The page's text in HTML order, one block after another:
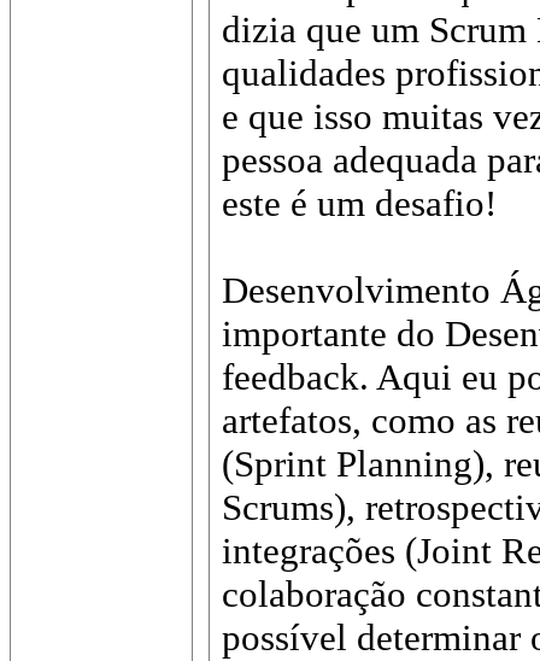
dizia que um Scrum
qualidades
e que isso muitas
pessoa adequada
este é um desafio!
Desenvolvimento
importante do
feedback. Aqui eu
artefatos, como as
(Sprint Planning),
Scrums),
integrações (Joint
colaboração
possível determinar